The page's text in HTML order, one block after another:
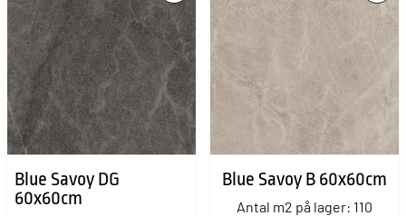
Blue Savoy DG
60x60cm
Blue Savoy B 60x60cm
Antal m2 på lager: 110